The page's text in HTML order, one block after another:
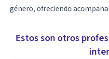
género, ofreciendo
Estos son otros